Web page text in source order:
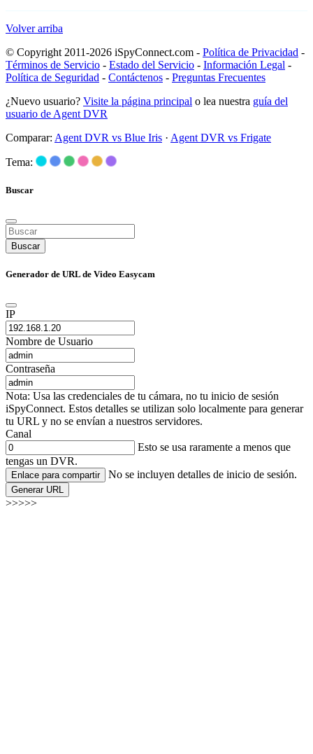
Volver arriba
© Copyright 2011-2026 iSpyConnect.com - Política de Privacidad -
Términos de Servicio - Estado del Servicio - Información Legal -
Política de Seguridad - Contáctenos - Preguntas Frecuentes
¿Nuevo usuario? Visite la página principal o lea nuestra guía del
usuario de Agent DVR
Comparar: Agent DVR vs Blue Iris · Agent DVR vs Frigate
Tema:
Buscar
Buscar
Generador de URL de Video Easycam
IP
Nombre de Usuario
Contraseña
Nota: Usa las credenciales de tu cámara, no tu inicio de sesión
iSpyConnect. Estos detalles se utilizan solo localmente para generar
tu URL y no se envían a nuestros servidores.
Canal
Esto se usa raramente a menos que
tengas un DVR.
Enlace para compartir No se incluyen detalles de inicio de sesión.
Generar URL
>>>>>